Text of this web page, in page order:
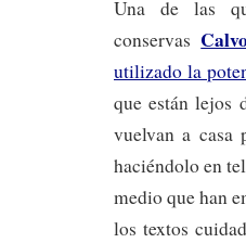
Una de las
conservas
utilizado la
que están lejos
vuelvan a casa
haciéndolo en
medio que han
los textos